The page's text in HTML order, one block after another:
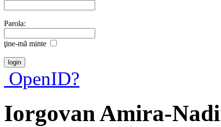
Parola:
ţine-mã minte
OpenID?
Iorgovan Amira-